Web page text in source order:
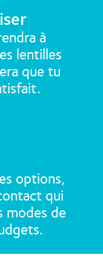
à
lentilles
que tu
options,
qui
modes de